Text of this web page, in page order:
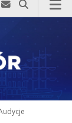
u
na Instagram-ie
nas na TikTok-u
Szukaj nas na Spotify
Wyślij do nas
Szukaj